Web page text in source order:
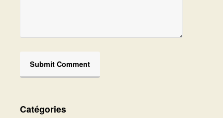
Catégories